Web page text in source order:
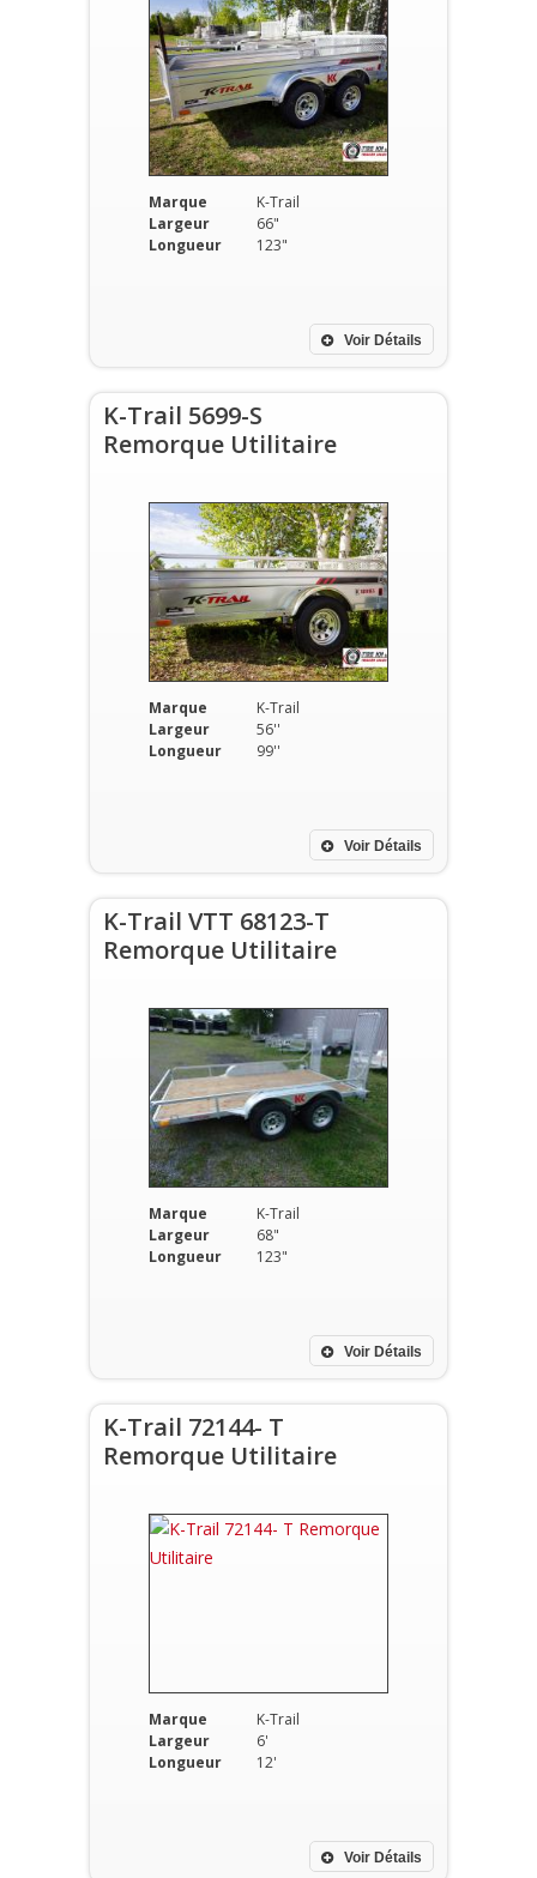
Marque
K-Trail
Largeur
66"
Longueur
123"
Voir Détails
K-Trail 5699-S
Remorque Utilitaire
Marque
K-Trail
Largeur
56''
Longueur
99''
Voir Détails
K-Trail VTT 68123-T
Remorque Utilitaire
Marque
K-Trail
Largeur
68"
Longueur
123"
Voir Détails
K-Trail 72144- T
Remorque Utilitaire
Marque
K-Trail
Largeur
6'
Longueur
12'
Voir Détails